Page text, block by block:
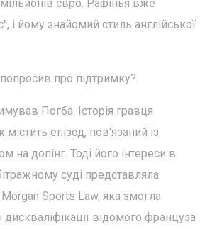
євро. Рафінья вже
і йому знайомий стиль англійської
про підтримку?
Погба. Історія гравця
епізод, пов'язаний із
на допінг. Тоді його інтереси в
суді представляла
Sports Law, яка змогла
відомого француза